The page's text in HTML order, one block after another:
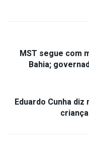
MST segue com
Bahia;
Eduardo Cunha